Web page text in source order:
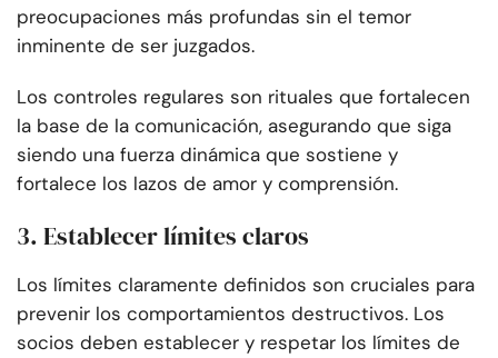
preocupaciones más profundas sin el temor
inminente de ser juzgados.
Los controles regulares son rituales que fortalecen
la base de la comunicación, asegurando que siga
siendo una fuerza dinámica que sostiene y
fortalece los lazos de amor y comprensión.
3. Establecer límites claros
Los límites claramente definidos son cruciales para
prevenir los comportamientos destructivos. Los
socios deben establecer y respetar los límites de